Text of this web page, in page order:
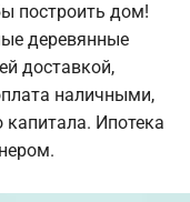
построить дом!
деревянные
доставкой,
наличными,
капитала. Ипотека